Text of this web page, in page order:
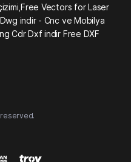
Vectors for Laser
indir - Cnc ve Mobilya
Cdr Dxf indir Free DXF